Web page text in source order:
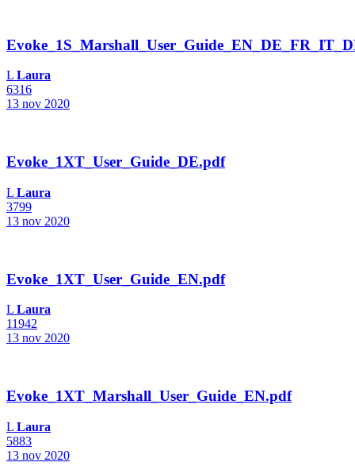
L Laura
6316
13 nov 2020
Evoke_1XT_User_Guide_DE.pdf
L Laura
3799
13 nov 2020
Evoke_1XT_User_Guide_EN.pdf
L Laura
11942
13 nov 2020
Evoke_1XT_Marshall_User_Guide_EN.pdf
L Laura
5883
13 nov 2020